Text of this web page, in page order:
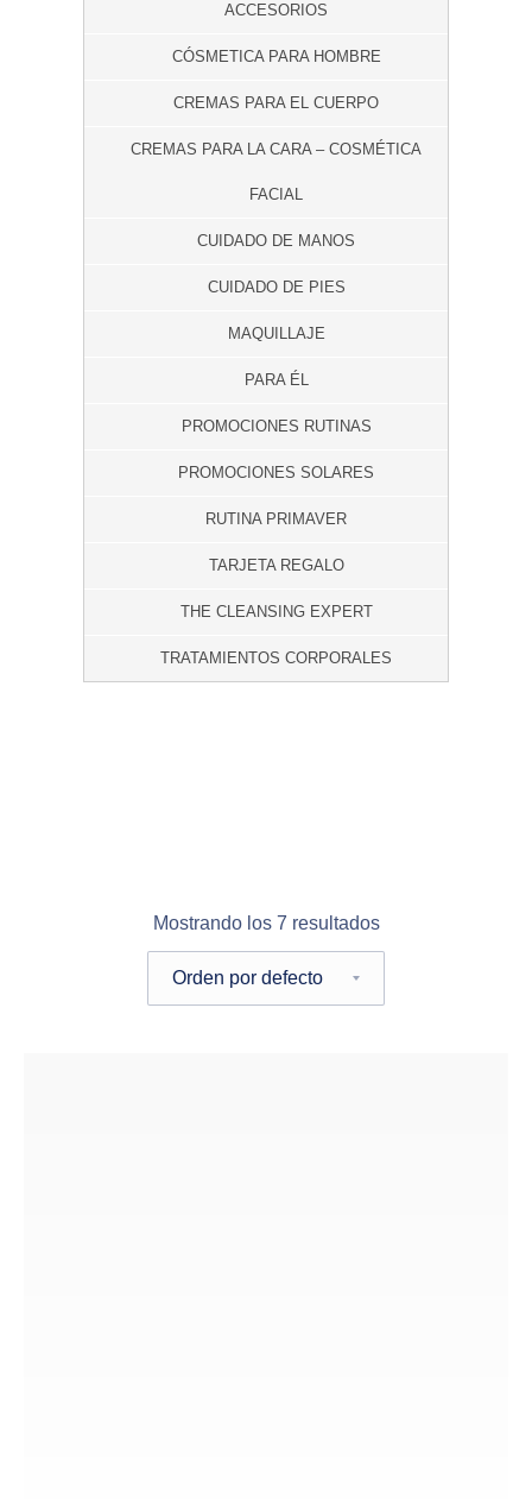
ACCESORIOS
CÓSMETICA PARA HOMBRE
CREMAS PARA EL CUERPO
CREMAS PARA LA CARA – COSMÉTICA
FACIAL
CUIDADO DE MANOS
CUIDADO DE PIES
MAQUILLAJE
PARA ÉL
PROMOCIONES RUTINAS
PROMOCIONES SOLARES
RUTINA PRIMAVER
TARJETA REGALO
THE CLEANSING EXPERT
TRATAMIENTOS CORPORALES
Mostrando los 7 resultados
Pedido de la tienda